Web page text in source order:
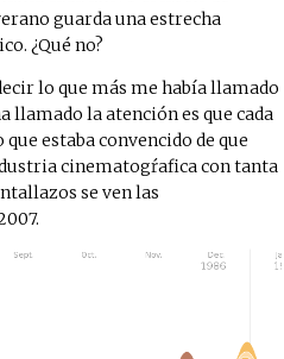
guarda una estrecha
¿Qué no?
lo que más me había llamado
llamado la atención es que cada
estaba convencido de que
cinematogŕafica con tanta
se ven las